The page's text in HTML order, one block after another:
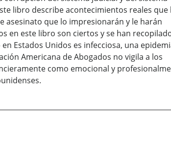
libro describe acontecimientos reales que
asesinato que lo impresionarán y le harán
en este libro son ciertos y se han
Estados Unidos es infecciosa, una
Americana de Abogados no vigila a los
como emocional y